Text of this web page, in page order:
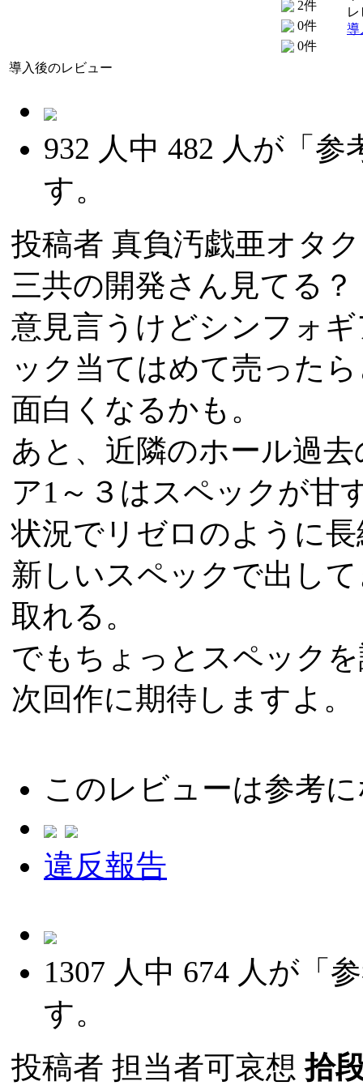
2件
0件
0件
導
導入後のレビュー
932 人中 482 人が「参
す。
投稿者 真負汚戯亜オタク
三共の開発さん見てる？
意見言うけどシンフォ
ック当てはめて売った
面白くなるかも。
あと、近隣のホール過
ア1～３はスペックが甘
状況でリゼロのように
新しいスペックで出し
取れる。
でもちょっとスペック
次回作に期待しますよ。
このレビューは参考
違反報告
1307 人中 674 人が「
す。
投稿者 担当者可哀想 拾